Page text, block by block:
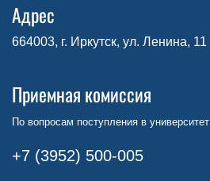
Адрес
664003, г. Иркутск, ул. Ленина, 11
Приемная комиссия
По вопросам поступления в университет
+7 (3952) 500-005